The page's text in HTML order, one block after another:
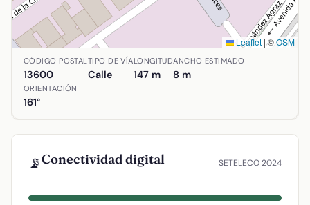
Leaflet |©OSM
Ubicación de Calle de la Escultura en Alcázar de San
CÓDIGO POSTAL
13600
TIPO DE VÍA
Calle
LONGITUD
147 m
ANCHO ESTIMADO
8 m
ORIENTACIÓN
161°
📡Conectividad digital SETELECO 2024